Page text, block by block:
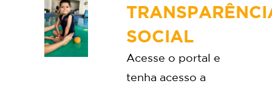
SOCIAL
Acesse o portal e
tenha acesso a